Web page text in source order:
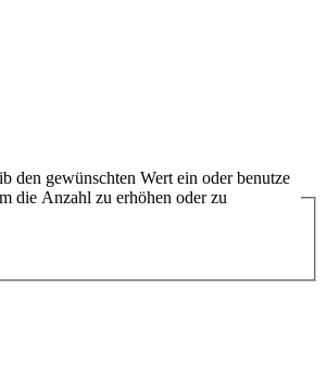
den gewünschten Wert ein oder benutze
die Anzahl zu erhöhen oder zu